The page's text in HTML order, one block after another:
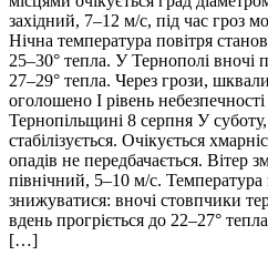
західний, 7–12 м/с, під час гроз
Нічна температура повітря
25–30° тепла. У Тернополі
27–29° тепла. Через грози,
оголошено І рівень
Тернопільщині 8 серпня У
стабілізується. Очікується
опадів не передбачається. Вітер
північний, 5–10 м/с.
знижуватися: вночі стовпчики
вдень прогріється до 22–27°
[…]